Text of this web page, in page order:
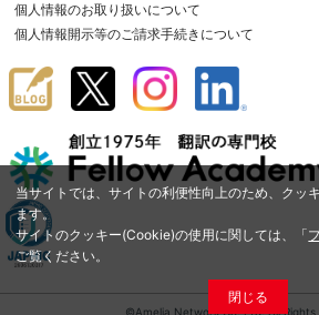
当サイトでは、サイトの利便性向上のため、クッ
ます。
サイトのクッキー(Cookie)の使用に関しては、「
ご覧ください。
閉じる
個人情報のお取り扱いについて
個人情報開示等のご請求手続きについて
©Amelia Network Co.,Ltd. All Rights